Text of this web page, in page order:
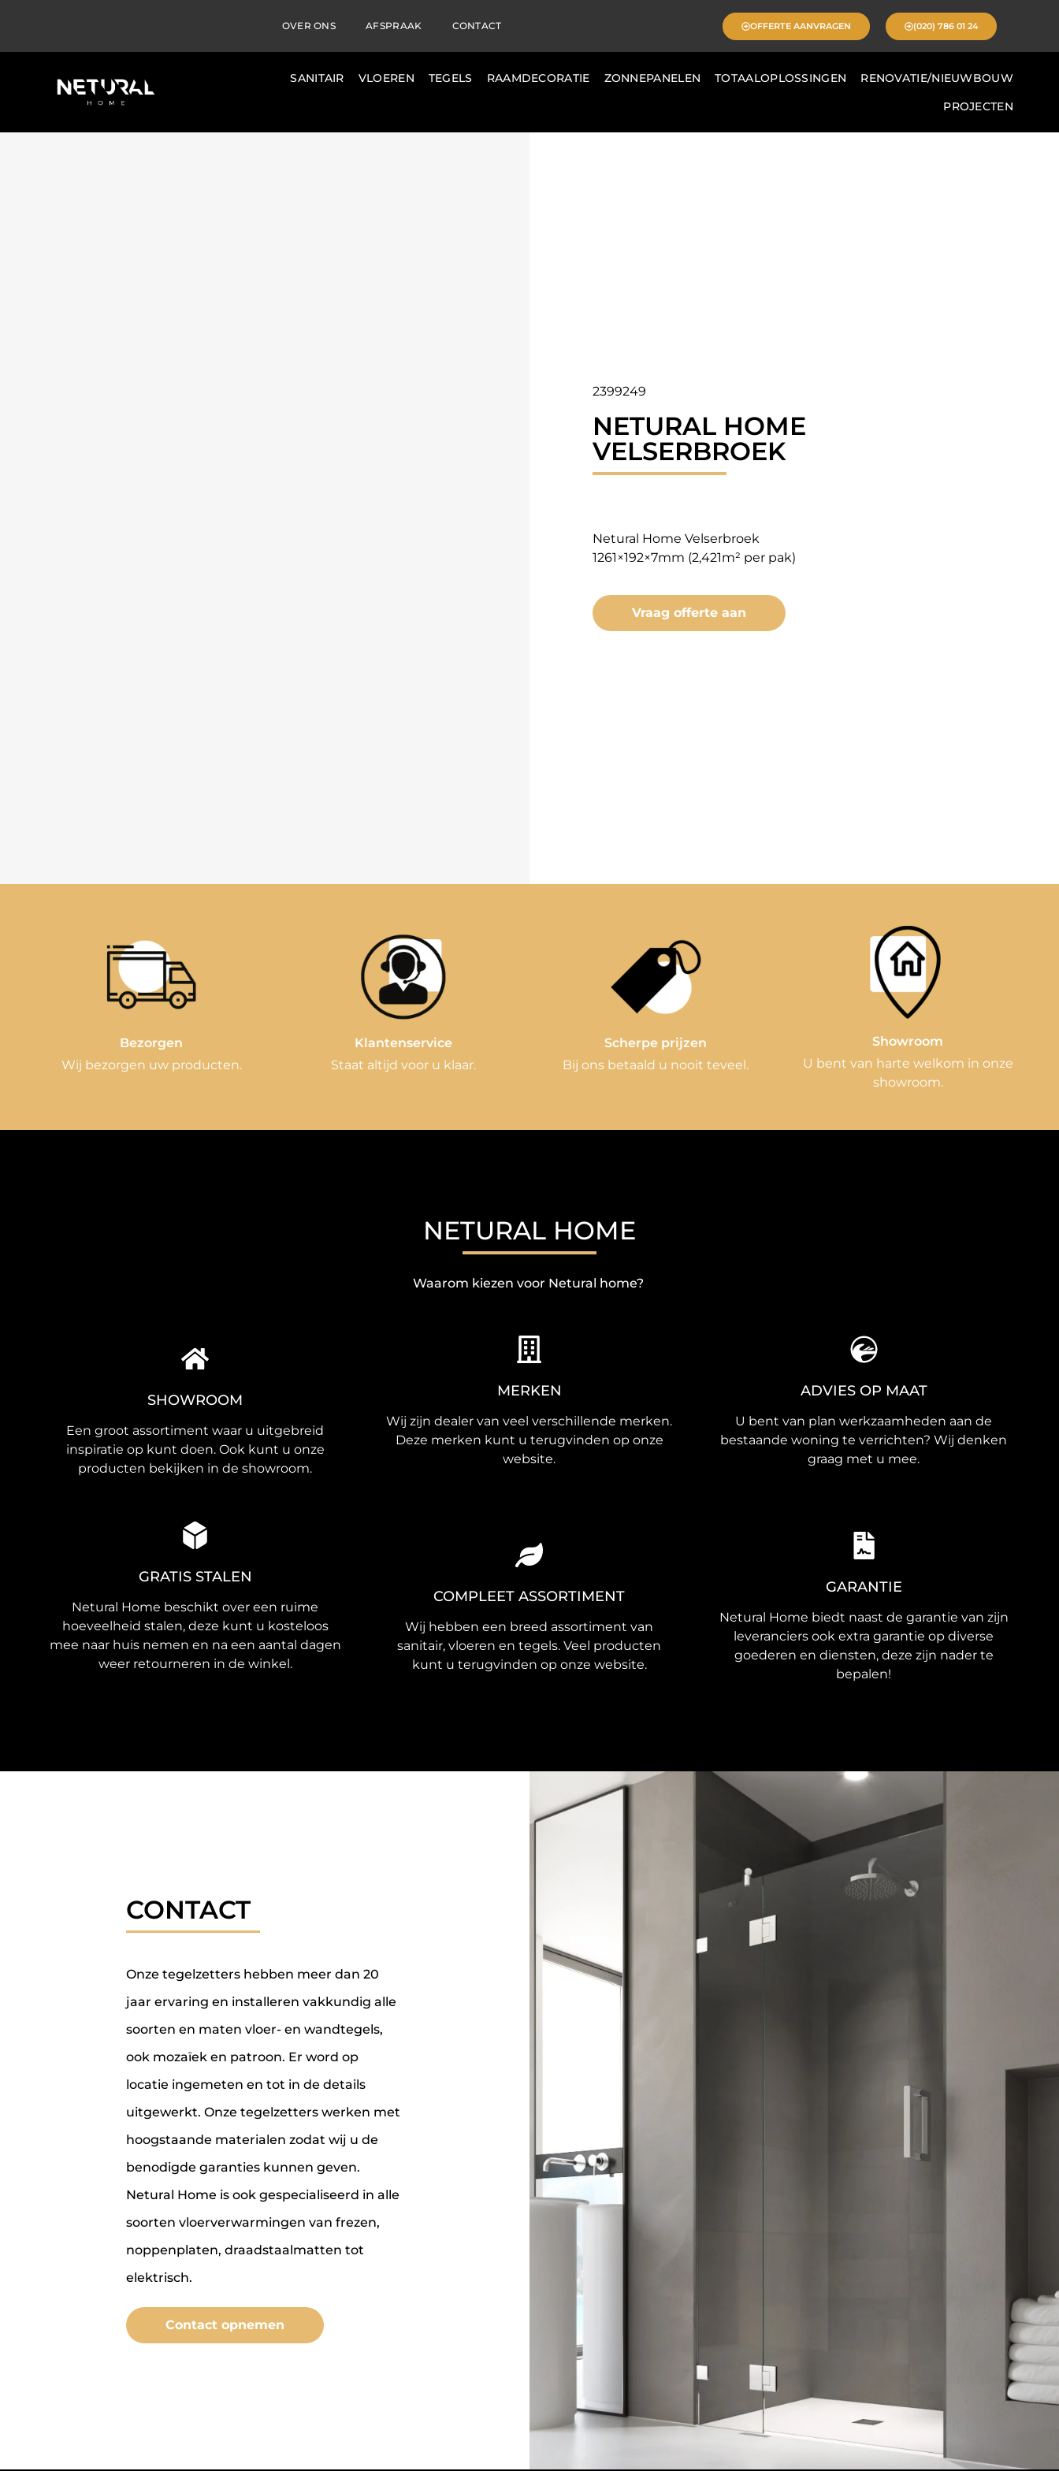
OVER ONS AFSPRAAK CONTACT OFFERTE AANVRAGEN (020) 786 01 24
SANITAIR VLOEREN TEGELS RAAMDECORATIE ZONNEPANELEN TOTAALOPLOSSINGEN
RENOVATIE/NIEUWBOUW
PROJECTEN
2399249
NETURAL HOME
VELSERBROEK
Netural Home Velserbroek
1261×192×7mm (2,421m² per pak)
Vraag offerte aan
Bezorgen
Wij bezorgen uw producten.
Klantenservice
Staat altijd voor u klaar.
Scherpe prijzen
Bij ons betaald u nooit teveel.
Showroom
U bent van harte welkom in onze
showroom.
NETURAL HOME
Waarom kiezen voor Netural home?
SHOWROOM
Een groot assortiment waar u uitgebreid
inspiratie op kunt doen. Ook kunt u onze
producten bekijken in de showroom.
MERKEN
Wij zijn dealer van veel verschillende merken.
Deze merken kunt u terugvinden op onze
website.
ADVIES OP MAAT
U bent van plan werkzaamheden aan de
bestaande woning te verrichten? Wij denken
graag met u mee.
GRATIS STALEN
Netural Home beschikt over een ruime
hoeveelheid stalen, deze kunt u kosteloos
mee naar huis nemen en na een aantal dagen
weer retourneren in de winkel.
COMPLEET ASSORTIMENT
Wij hebben een breed assortiment van
sanitair, vloeren en tegels. Veel producten
kunt u terugvinden op onze website.
GARANTIE
Netural Home biedt naast de garantie van zijn
leveranciers ook extra garantie op diverse
goederen en diensten, deze zijn nader te
bepalen!
CONTACT
Onze tegelzetters hebben meer dan 20
jaar ervaring en installeren vakkundig alle
soorten en maten vloer- en wandtegels,
ook mozaïek en patroon. Er word op
locatie ingemeten en tot in de details
uitgewerkt. Onze tegelzetters werken met
hoogstaande materialen zodat wij u de
benodigde garanties kunnen geven.
Netural Home is ook gespecialiseerd in alle
soorten vloerverwarmingen van frezen,
noppenplaten, draadstaalmatten tot
elektrisch.
Contact opnemen